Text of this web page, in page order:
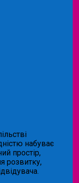
набуває
простір,
розвитку,